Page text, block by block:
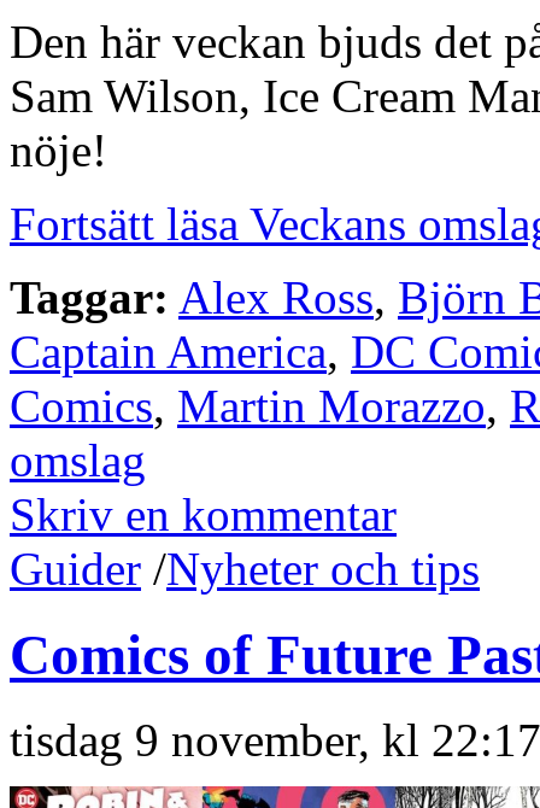
Den här veckan bjuds det
Sam Wilson, Ice Cream
nöje!
Fortsätt läsa Veckans
Taggar: Alex Ross, Björn
Captain America, DC
Comics, Martin Morazzo,
omslag
Skriv en kommentar
Guider /Nyheter och tips
Comics of Future
tisdag 9 november, kl